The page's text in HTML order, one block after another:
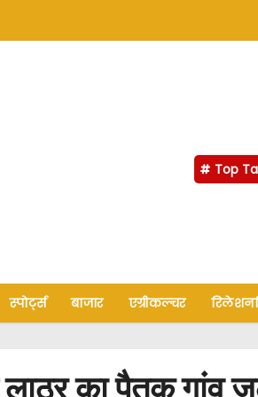
Top
स्पोर्ट्स बाजार एग्रीकल्चर